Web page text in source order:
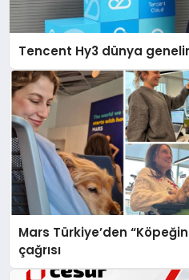
Tencent Hy3 dünya
Mars Türkiye’den
çağrısı